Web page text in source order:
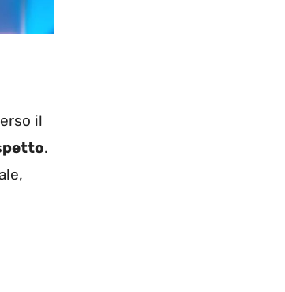
il
.